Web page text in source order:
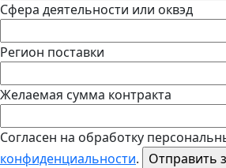
Сфера деятельности или оквэд
Регион поставки
Желаемая сумма контракта
Согласен на обработку
конфиденциальности.